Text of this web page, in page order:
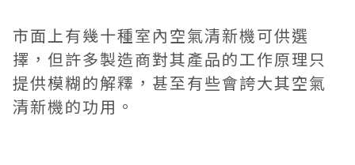
市面上有幾十種室內空氣清新機可供選
擇，但許多製造商對其產品的工作原理只
提供模糊的解釋，甚至有些會誇大其空氣
清新機的功用。